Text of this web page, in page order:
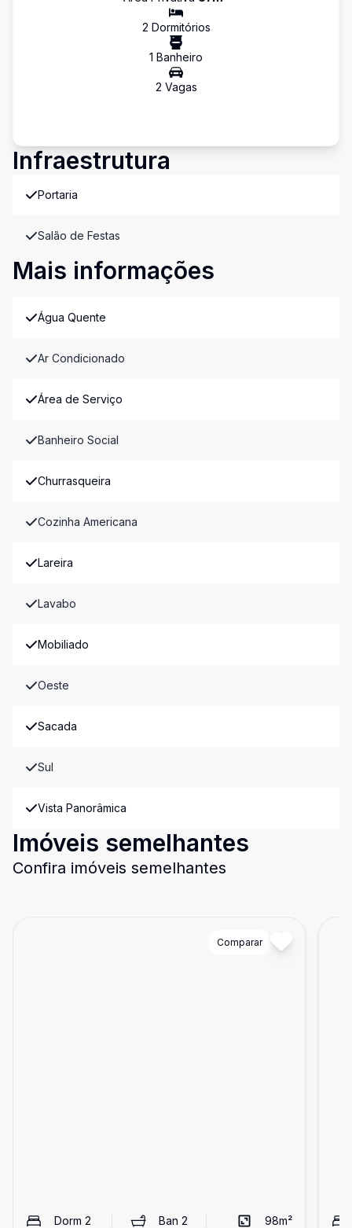
2 Dormitórios
1 Banheiro
2 Vagas
Infraestrutura
Portaria
Salão de Festas
Mais informações
Água Quente
Ar Condicionado
Área de Serviço
Banheiro Social
Churrasqueira
Cozinha Americana
Lareira
Lavabo
Mobiliado
Oeste
Sacada
Sul
Vista Panorâmica
Imóveis semelhantes
Confira imóveis semelhantes
Comparar
Dorm 2 Ban2 98m²